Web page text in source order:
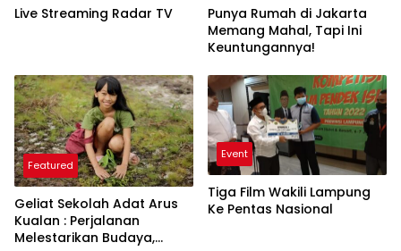
Live Streaming Radar TV
Punya Rumah di Jakarta
Memang Mahal, Tapi Ini
Keuntungannya!
Featured
Geliat Sekolah Adat Arus
Kualan : Perjalanan
Melestarikan Budaya,
Event
Tiga Film Wakili Lampung
Ke Pentas Nasional